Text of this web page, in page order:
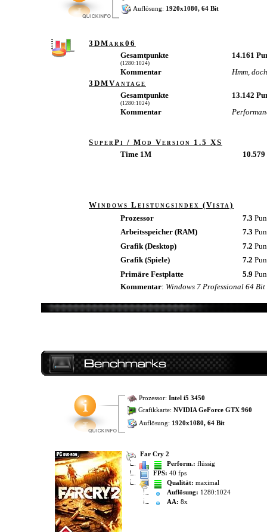
Auflösung: 1920x1080, 64 Bit
3DMark06
Gesamtpunkte
(1280:1024)
14.161
Kommentar
Hmm,
3DMVantage
Gesamtpunkte
(1280:1024)
13.142
Kommentar
SuperPi / Mod Version 1.5 XS
Time 1M
10.579
Windows Leistungsindex (Vista)
Prozessor
7.3
Arbeitsspeicher (RAM)
7.3
Grafik (Desktop)
7.2
Grafik (Spiele)
7.2
Primäre Festplatte
5.9
Kommentar: Windows 7 Professional 64 Bit
Prozessor: Intel i5 3450
Grafikkarte: NVIDIA GeForce GTX 960
Auflösung: 1920x1080, 64 Bit
Far Cry 2
Perform.: flüssig
FPS: 40 fps
Qualität: maximal
Auflösung: 1280:1024
AA: 8x